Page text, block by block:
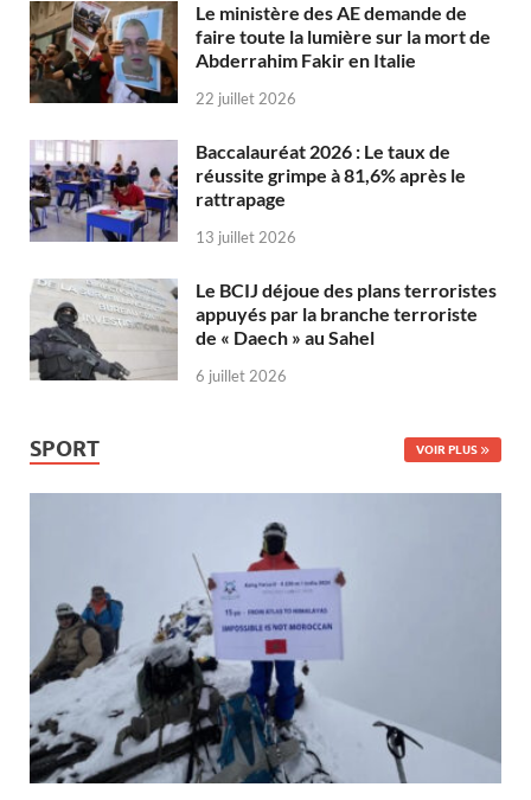
Le ministère des AE demande de
faire toute la lumière sur la mort de
Abderrahim Fakir en Italie
22 juillet 2026
Baccalauréat 2026 : Le taux de
réussite grimpe à 81,6% après le
rattrapage
13 juillet 2026
Le BCIJ déjoue des plans terroristes
appuyés par la branche terroriste
de « Daech » au Sahel
6 juillet 2026
SPORT VOIR PLUS